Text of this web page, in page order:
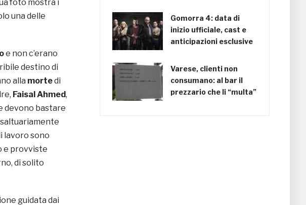
foto mostra i
una delle
e non c’erano
destino di
alla mortedi
Faisal Ahmed,
devono bastare
saltuariamente
lavoro sono
e provviste
di solito
guidata dai
Gomorra 4: data di
inizio ufficiale, cast e
anticipazioni esclusive
Varese, clienti non
consumano: al bar il
prezzario che li “multa”